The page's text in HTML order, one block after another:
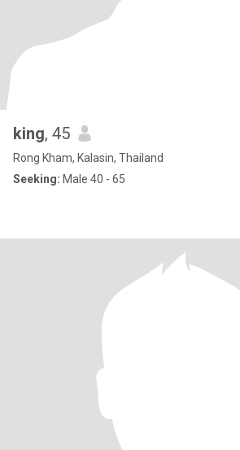
king, 45
Rong Kham, Kalasin, Thailand
Seeking: Male 40 - 65